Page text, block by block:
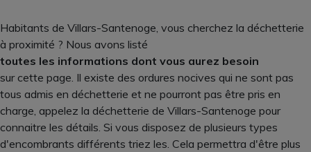
Habitants de Villars-Santenoge, vous cherchez la déchetterie
à proximité ? Nous avons listé
toutes les informations dont vous aurez besoin
sur cette page. Il existe des ordures nocives qui ne sont pas
tous admis en déchetterie et ne pourront pas être pris en
charge, appelez la déchetterie de Villars-Santenoge pour
connaitre les détails. Si vous disposez de plusieurs types
d'encombrants différents triez les. Cela permettra d'être plus